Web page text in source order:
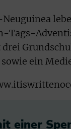
Neuguinea
Tags-
ein
einer